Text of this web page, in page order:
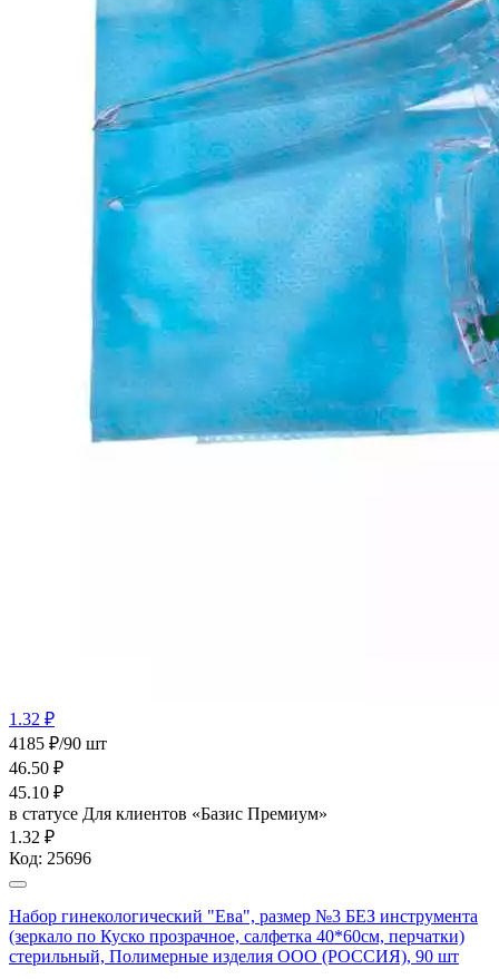
1.32 ₽
4185 ₽/90 шт
46.50 ₽
45.10 ₽
в статусе Для клиентов «Базис Премиум»
1.32 ₽
Код: 25696
Набор гинекологический "Ева", размер №3 БЕЗ инструмента
(зеркало по Куско прозрачное, салфетка 40*60см, перчатки)
стерильный, Полимерные изделия OOO (РОССИЯ), 90 шт